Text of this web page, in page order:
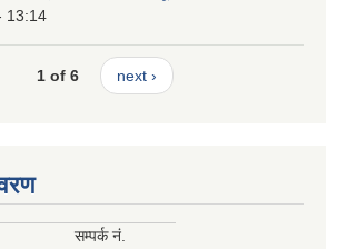
13:14
1 of 6 next ›
सम्पर्क नं.